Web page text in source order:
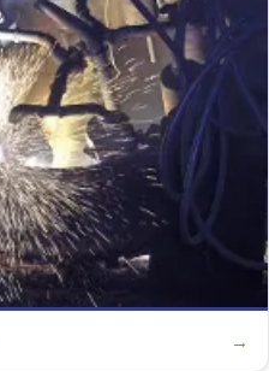
→